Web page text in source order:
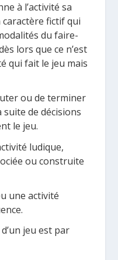
à l’activité sa
fictif qui
du faire-
lors que ce n’est
qui fait le jeu mais
ou de terminer
de décisions
le jeu.
ludique,
ou construite
une activité
d’un jeu est par